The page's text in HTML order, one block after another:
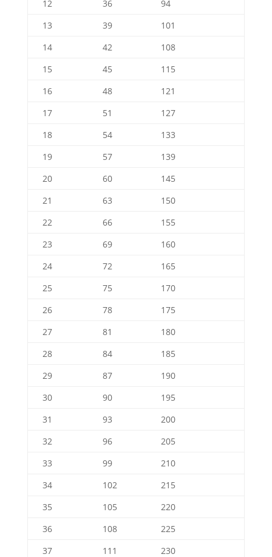
12
36
94
13
39
101
14
42
108
15
45
115
16
48
121
17
51
127
18
54
133
19
57
139
20
60
145
21
63
150
22
66
155
23
69
160
24
72
165
25
75
170
26
78
175
27
81
180
28
84
185
29
87
190
30
90
195
31
93
200
32
96
205
33
99
210
34
102
215
35
105
220
36
108
225
37
111
230